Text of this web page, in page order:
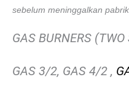
sebelum meninggalkan
GAS BURNERS (TWO
GAS 3/2, GAS 4/2 ,